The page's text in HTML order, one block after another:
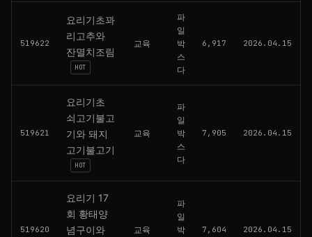
519622
요리기초꽈
리고추와
잔멸치조림
HOT
교육
파
일
박
스
다
6,917 2026.04.15
519621
요리기초
쇠고기불고
기와 돼지
고기불고기
HOT
교육
파
일
박
스
다
7,905 2026.04.15
519620
요리기 17
회 황태양
념구이와
교육
파
일
박
7,604 2026.04.15